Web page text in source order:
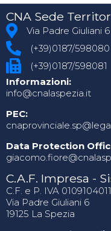
CNA Sede
Via Padre Giuliani
(+39)0187/598080
(+39)0187/598081
Informazioni:
info@cnalaspezia.it
PEC:
Data Protection
C.A.F. Impresa -
C.F. e P. IVA
Via Padre Giuliani 6
19125 La Spezia